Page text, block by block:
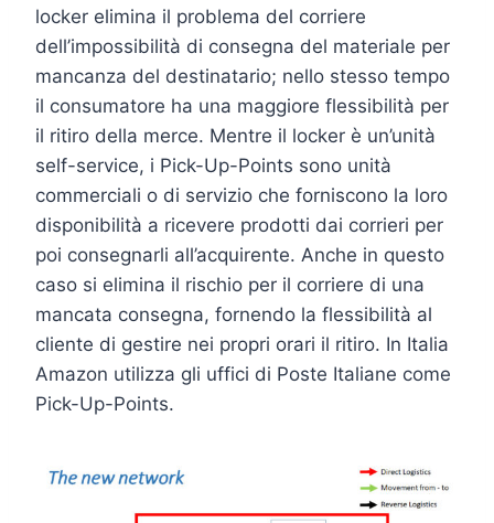
locker elimina il problema del corriere
dell’impossibilità di consegna del materiale per
mancanza del destinatario; nello stesso tempo
il consumatore ha una maggiore flessibilità per
il ritiro della merce. Mentre il locker è un’unità
self-service, i Pick-Up-Points sono unità
commerciali o di servizio che forniscono la loro
disponibilità a ricevere prodotti dai corrieri per
poi consegnarli all’acquirente. Anche in questo
caso si elimina il rischio per il corriere di una
mancata consegna, fornendo la flessibilità al
cliente di gestire nei propri orari il ritiro. In Italia
Amazon utilizza gli uffici di Poste Italiane come
Pick-Up-Points.